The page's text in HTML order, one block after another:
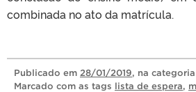
combinada no ato da matrícula.
Publicado em 28/01/2019, na categoria
Marcado com as tags lista de espera,